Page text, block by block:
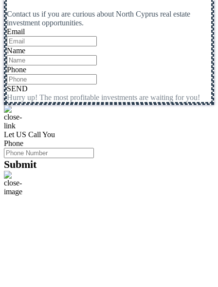
Contact us if you are curious about North Cyprus real estate
investment opportunities.
Email
Name
Phone
SEND
Hurry up! The most profitable investments are waiting for you!
Let US Call You
Phone
Submit